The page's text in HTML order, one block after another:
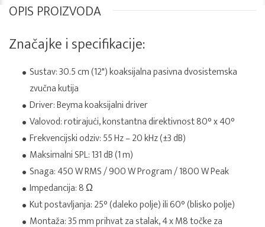
OPIS PROIZVODA
Značajke i specifikacije:
Sustav: 30.5 cm (12") koaksijalna pasivna dvosistemska
zvučna kutija
Driver: Beyma koaksijalni driver
Valovod: rotirajući, konstantna direktivnost 80° x 40°
Frekvencijski odziv: 55 Hz – 20 kHz (±3 dB)
Maksimalni SPL: 131 dB (1 m)
Snaga: 450 W RMS / 900 W Program / 1800 W Peak
Impedancija: 8 Ω
Kut postavljanja: 25° (daleko polje) ili 60° (blisko polje)
Montaža: 35 mm prihvat za stalak, 4 x M8 točke za